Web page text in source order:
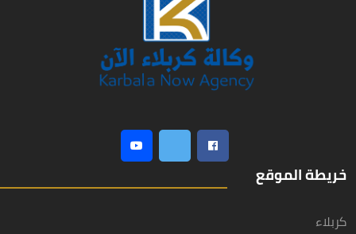
خريطة الموقع
كربلاء